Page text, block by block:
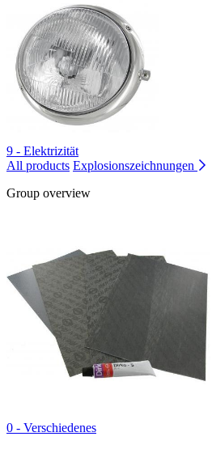
9 - Elektrizität
All products Explosionszeichnungen
Group overview
0 - Verschiedenes